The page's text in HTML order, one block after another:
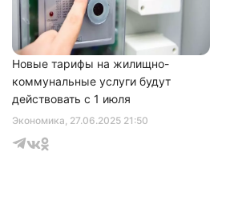
Экономика, 27.06.2025 21:50
Новые тарифы на жилищно-
коммунальные услуги будут
действовать с 1 июля